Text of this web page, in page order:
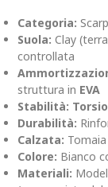
Categoria:
Suola: Clay
controllata
struttura in EVA
Stabilità:
Durabilità:
Calzata:
Colore: Bianco
Materiali: